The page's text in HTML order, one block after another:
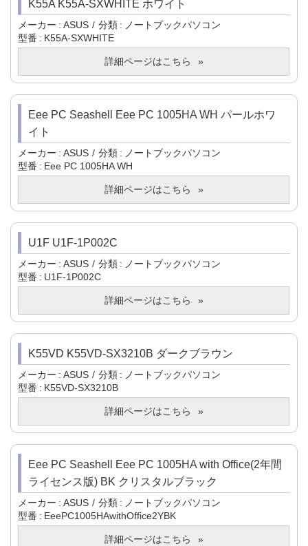
K55A K55A-SXWHITE ホワイト
メーカー ASUS 分類
ノートブックパソコン
型番
K55A-SXWHITE
詳細ページはこちら
Eee PC Seashell Eee PC 1005HA WH パールホワ
イト
メーカー ASUS 分類
ノートブックパソコン
型番
Eee PC 1005HA WH
詳細ページはこちら
U1F U1F-1P002C
メーカー ASUS 分類
ノートブックパソコン
型番
U1F-1P002C
詳細ページはこちら
K55VD K55VD-SX3210B ダークブラウン
メーカー ASUS 分類
ノートブックパソコン
型番
K55VD-SX3210B
詳細ページはこちら
Eee PC Seashell Eee PC 1005HA with Office(2年間
ライセンス版) BK クリスタルブラック
メーカー ASUS 分類
ノートブックパソコン
型番
EeePC1005HAwithOffice2YBK
詳細ページはこちら